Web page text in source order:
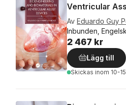
Ventricular
Av Eduardo Guy
Inbunden,
2 467 kr
Lägg till
Skickas inom 10-